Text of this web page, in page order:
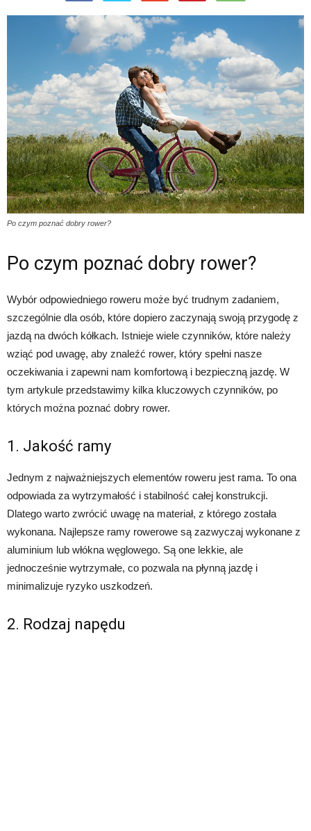
Po czym poznać dobry rower?
Po czym poznać dobry rower?
Wybór odpowiedniego roweru może być trudnym zadaniem,
szczególnie dla osób, które dopiero zaczynają swoją przygodę z
jazdą na dwóch kółkach. Istnieje wiele czynników, które należy
wziąć pod uwagę, aby znaleźć rower, który spełni nasze
oczekiwania i zapewni nam komfortową i bezpieczną jazdę. W
tym artykule przedstawimy kilka kluczowych czynników, po
których można poznać dobry rower.
1. Jakość ramy
Jednym z najważniejszych elementów roweru jest rama. To ona
odpowiada za wytrzymałość i stabilność całej konstrukcji.
Dlatego warto zwrócić uwagę na materiał, z którego została
wykonana. Najlepsze ramy rowerowe są zazwyczaj wykonane z
aluminium lub włókna węglowego. Są one lekkie, ale
jednocześnie wytrzymałe, co pozwala na płynną jazdę i
minimalizuje ryzyko uszkodzeń.
2. Rodzaj napędu